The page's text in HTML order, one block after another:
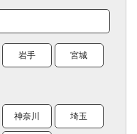
岩手 宮城
神奈川 埼玉